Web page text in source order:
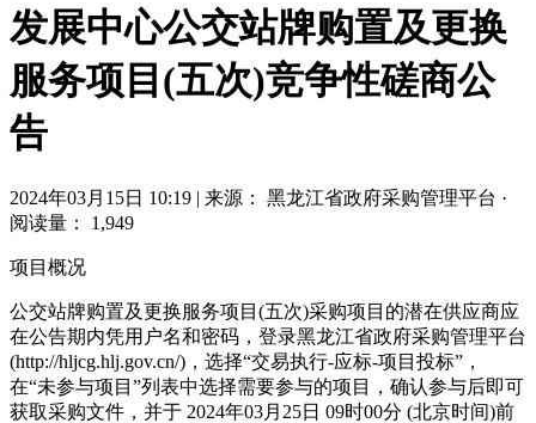
发展中心公交站牌购置及更换
服务项目(五次)竞争性磋商公
告
2024年03月15日 10:19 | 来源： 黑龙江省政府采购管理平台 ·
阅读量： 1,949
项目概况
公交站牌购置及更换服务项目(五次)采购项目的潜在供应商应
在公告期内凭用户名和密码，登录黑龙江省政府采购管理平台
(http://hljcg.hlj.gov.cn/)，选择“交易执行-应标-项目投标”，
在“未参与项目”列表中选择需要参与的项目，确认参与后即可
获取采购文件，并于 2024年03月25日 09时00分 (北京时间)前